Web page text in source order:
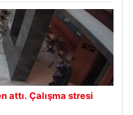
attı. Çalışma stresi